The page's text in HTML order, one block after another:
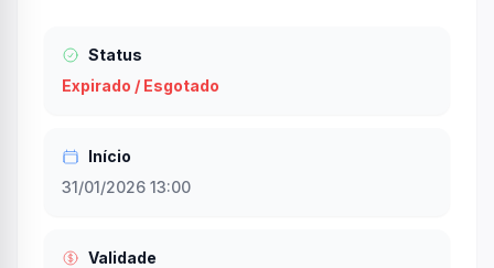
Status
Expirado / Esgotado
Início
31/01/2026 13:00
Validade